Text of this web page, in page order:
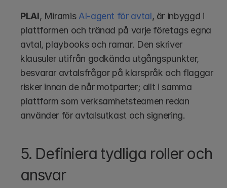
PLAI, Miramis AI-agent för avtal, är inbyggd i
plattformen och tränad på varje företags egna
avtal, playbooks och ramar. Den skriver
klausuler utifrån godkända utgångspunkter,
besvarar avtalsfrågor på klarspråk och flaggar
risker innan de når motparter; allt i samma
plattform som verksamhetsteamen redan
använder för avtalsutkast och signering.
5. Definiera tydliga roller och
ansvar